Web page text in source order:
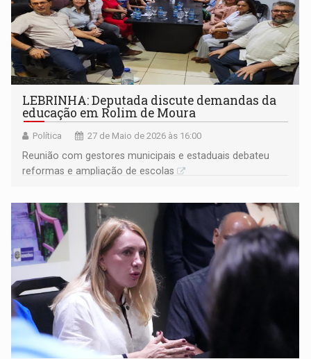
LEBRINHA: Deputada discute demandas da
educação em Rolim de Moura
Política 27 de Maio de 2026 às 16:00
Reunião com gestores municipais e estaduais debateu
reformas e ampliação de escolas